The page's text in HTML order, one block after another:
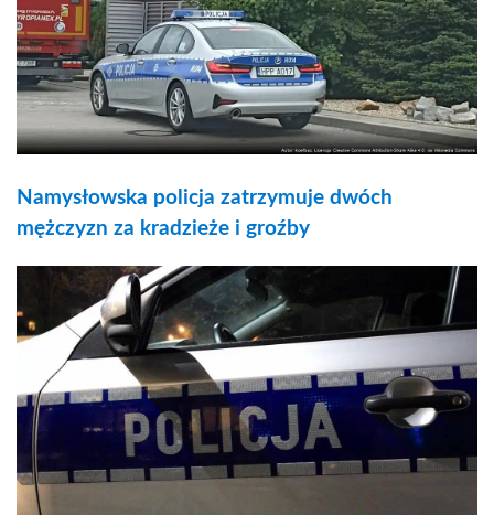
Namysłowska policja zatrzymuje dwóch
mężczyzn za kradzieże i groźby